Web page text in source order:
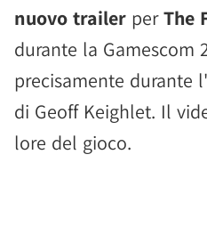
nuovo trailer perThe
durante la Gamescom
precisamente durante
di Geoff Keighlet. Il
lore del gioco.